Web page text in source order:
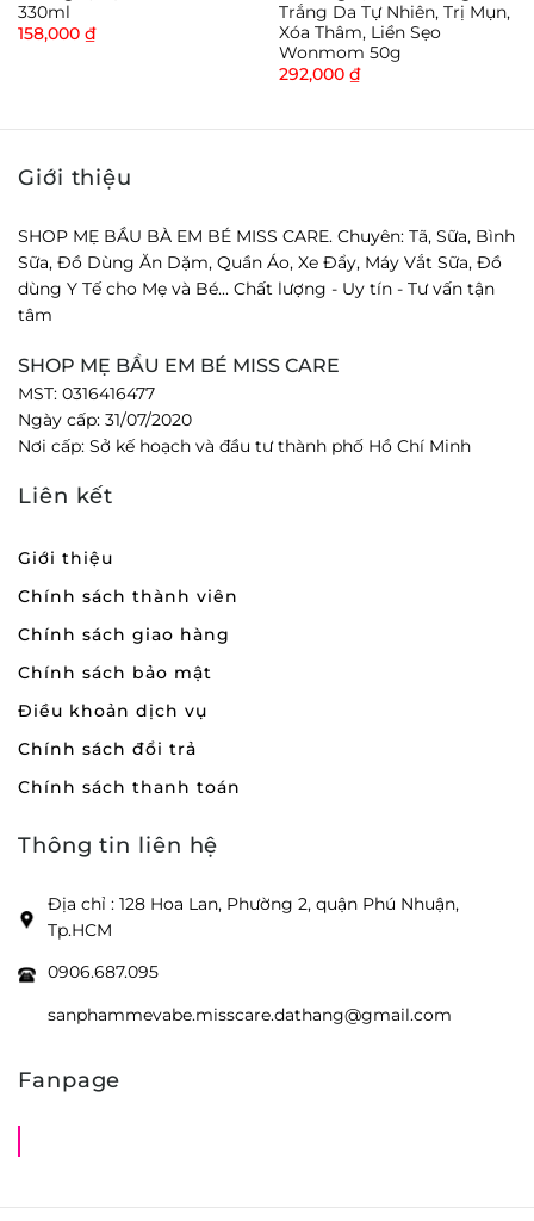
số lượng sản phẩm có hạn, nhanh tay đặt hàng để ”
lấy lại nét đẹp thanh xuân ” của chính bạn ngay
Thông tin sản phẩm cốt nghệ hạ thổ dưỡng trắng
Bộ sản phẩm bao gồm: 1 x Hộp
Trọng lượng (ml) 200
Hạn sử dụng: 18 tháng kể từ ngày sản xuất ( Cam
kết giao hàng chất lượng)
330ml
158,000 ₫
Trắng Da Tự Nhiên, Trị Mụn,
Xóa Thâm, Liền Sẹo
Wonmom 50g
292,000 ₫
Giới thiệu
SHOP MẸ BẦU BÀ EM BÉ MISS CARE. Chuyên: Tã, Sữa, Bình
Sữa, Đồ Dùng Ăn Dặm, Quần Áo, Xe Đẩy, Máy Vắt Sữa, Đồ
dùng Y Tế cho Mẹ và Bé... Chất lượng - Uy tín - Tư vấn tận
tâm
SHOP MẸ BẦU EM BÉ MISS CARE
MST: 0316416477
Ngày cấp: 31/07/2020
Nơi cấp: Sở kế hoạch và đầu tư thành phố Hồ Chí Minh
Liên kết
Giới thiệu
Chính sách thành viên
Chính sách giao hàng
Chính sách bảo mật
Điều khoản dịch vụ
Chính sách đổi trả
Chính sách thanh toán
Thông tin liên hệ
Địa chỉ : 128 Hoa Lan, Phường 2, quận Phú Nhuận,
Tp.HCM
0906.687.095
sanphammevabe.misscare.dathang@gmail.com
Fanpage